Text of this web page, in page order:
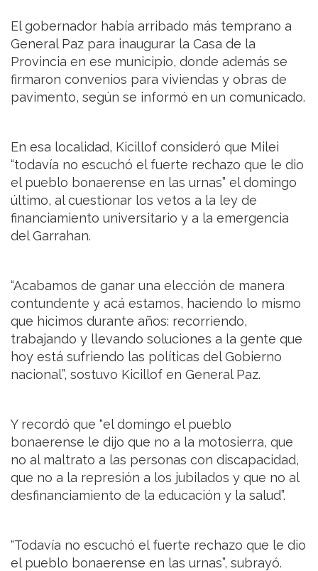
El gobernador había arribado más temprano a
General Paz para inaugurar la Casa de la
Provincia en ese municipio, donde además se
firmaron convenios para viviendas y obras de
pavimento, según se informó en un comunicado.
En esa localidad, Kicillof consideró que Milei
“todavía no escuchó el fuerte rechazo que le dio
el pueblo bonaerense en las urnas” el domingo
último, al cuestionar los vetos a la ley de
financiamiento universitario y a la emergencia
del Garrahan.
“Acabamos de ganar una elección de manera
contundente y acá estamos, haciendo lo mismo
que hicimos durante años: recorriendo,
trabajando y llevando soluciones a la gente que
hoy está sufriendo las políticas del Gobierno
nacional”, sostuvo Kicillof en General Paz.
Y recordó que “el domingo el pueblo
bonaerense le dijo que no a la motosierra, que
no al maltrato a las personas con discapacidad,
que no a la represión a los jubilados y que no al
desfinanciamiento de la educación y la salud”.
“Todavía no escuchó el fuerte rechazo que le dio
el pueblo bonaerense en las urnas”, subrayó.